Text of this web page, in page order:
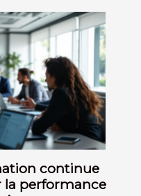
continue
performance